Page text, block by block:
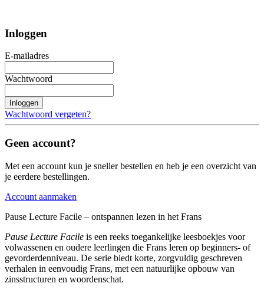
Inloggen
E-mailadres
Wachtwoord
Inloggen
Wachtwoord vergeten?
Geen account?
Met een account kun je sneller bestellen en heb je een overzicht van
je eerdere bestellingen.
Account aanmaken
Pause Lecture Facile – ontspannen lezen in het Frans
Pause Lecture Facile is een reeks toegankelijke leesboekjes voor
volwassenen en oudere leerlingen die Frans leren op beginners- of
gevorderdenniveau. De serie biedt korte, zorgvuldig geschreven
verhalen in eenvoudig Frans, met een natuurlijke opbouw van
zinsstructuren en woordenschat.